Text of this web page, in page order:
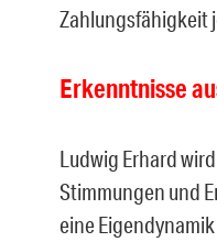
Zahlungsfähigkeit
Erkenntnisse
Ludwig Erhard
Stimmungen und
eine